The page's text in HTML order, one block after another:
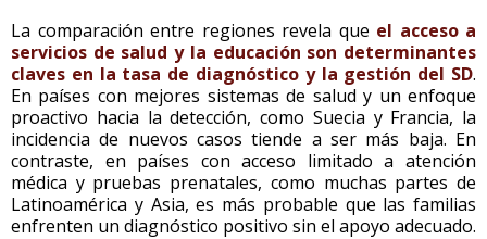
La comparación entre regiones revela que el acceso a
servicios de salud y la educación son determinantes
claves en la tasa de diagnóstico y la gestión del SD.
En países con mejores sistemas de salud y un enfoque
proactivo hacia la detección, como Suecia y Francia, la
incidencia de nuevos casos tiende a ser más baja. En
contraste, en países con acceso limitado a atención
médica y pruebas prenatales, como muchas partes de
Latinoamérica y Asia, es más probable que las familias
enfrenten un diagnóstico positivo sin el apoyo adecuado.